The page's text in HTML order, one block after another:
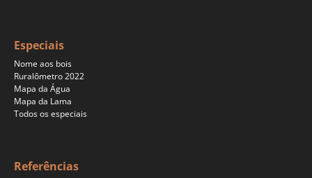
Especiais
Nome aos bois
Ruralômetro 2022
Mapa da Água
Mapa da Lama
Todos os especiais
Referências